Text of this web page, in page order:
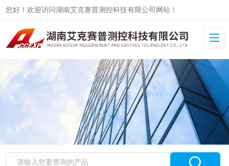
您好！欢迎访问湖南艾克赛普测控科技有限公司网站！